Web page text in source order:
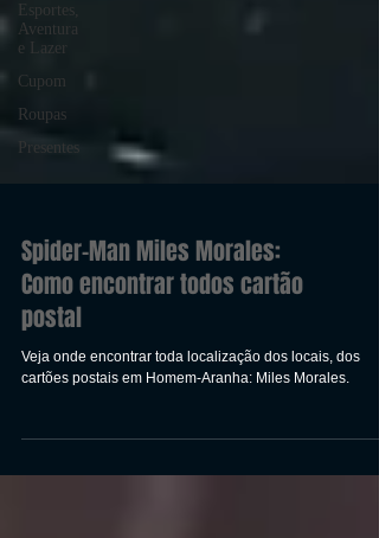
Esportes,
Aventura
e Lazer
Cupom
Roupas
Presentes
Spider-Man Miles Morales:
Como encontrar todos cartão
postal